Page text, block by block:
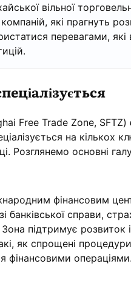
вільної
які прагнуть
перевагами,
Free Trade Zone,
на кількох
Розглянемо основні
фінансовим
банківської справи,
підтримує розвиток
як спрощені
фінансовими операціями.